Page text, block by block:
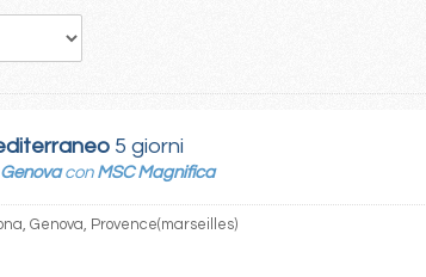
5 giorni
Genovacon MSC Magnifica
Genova, Provence(marseilles)